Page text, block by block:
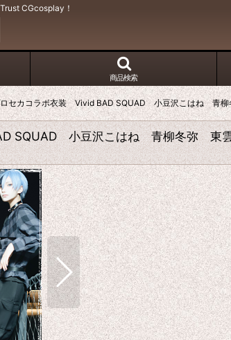
CGcosplay！
商品検索
セカコラボ衣装 Vivid BAD SQUAD 小豆沢こはね 青
SQUAD 小豆沢こはね 青柳冬弥 東